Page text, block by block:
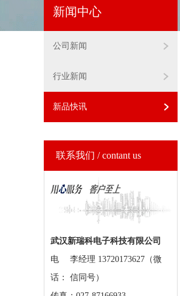
新闻中心
公司新闻
行业新闻
新品快讯
联系我们 / contant us
武汉新瑞科电子科技有限公司
电
话：
李经理 13720173627（微
信同号）